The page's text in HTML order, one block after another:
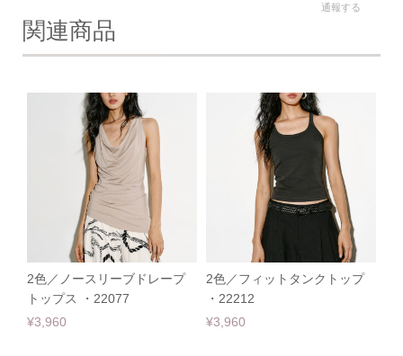
通報する
関連商品
2色／ノースリーブドレープ
トップス ・22077
¥3,960
2色／フィットタンクトップ
・22212
¥3,960